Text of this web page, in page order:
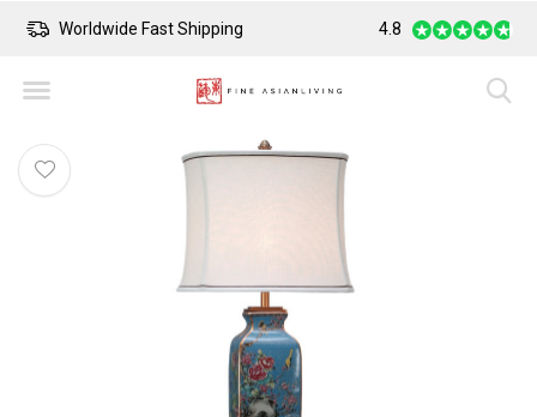
Worldwide Fast Shipping Safe Payment
4.8